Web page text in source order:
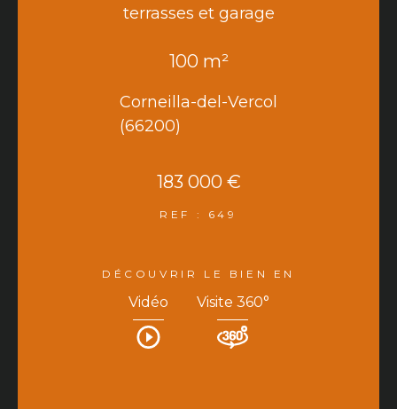
terrasses et garage
100 m²
Corneilla-del-Vercol
(66200)
183 000 €
REF : 649
DÉCOUVRIR LE BIEN EN
Vidéo Visite 360°